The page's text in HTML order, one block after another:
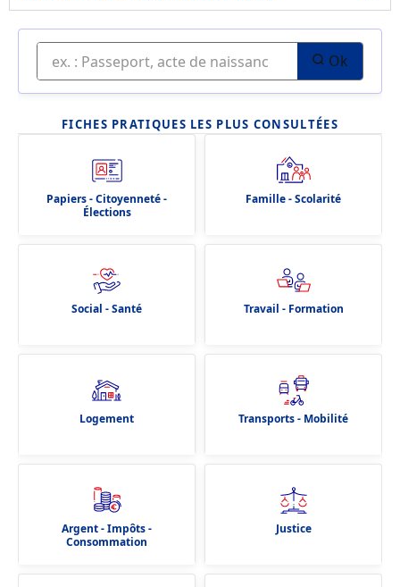
Ok
FICHES PRATIQUES LES PLUS CONSULTÉES
Papiers - Citoyenneté -
Élections
Famille - Scolarité
Social - Santé Travail - Formation
Logement Transports - Mobilité
Argent - Impôts -
Consommation
Justice